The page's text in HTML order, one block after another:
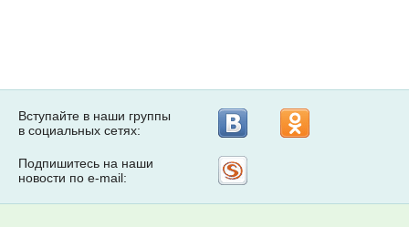
Вступайте в наши группы
в социальных сетях:
Подпишитесь на наши
новости по e-mail: